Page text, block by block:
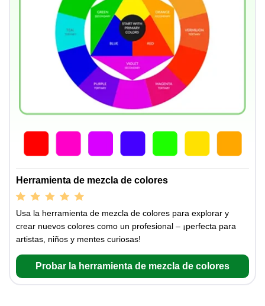
Herramienta de mezcla de colores
Usa la herramienta de mezcla de colores para explorar y
crear nuevos colores como un profesional – ¡perfecta para
artistas, niños y mentes curiosas!
Probar la herramienta de mezcla de colores